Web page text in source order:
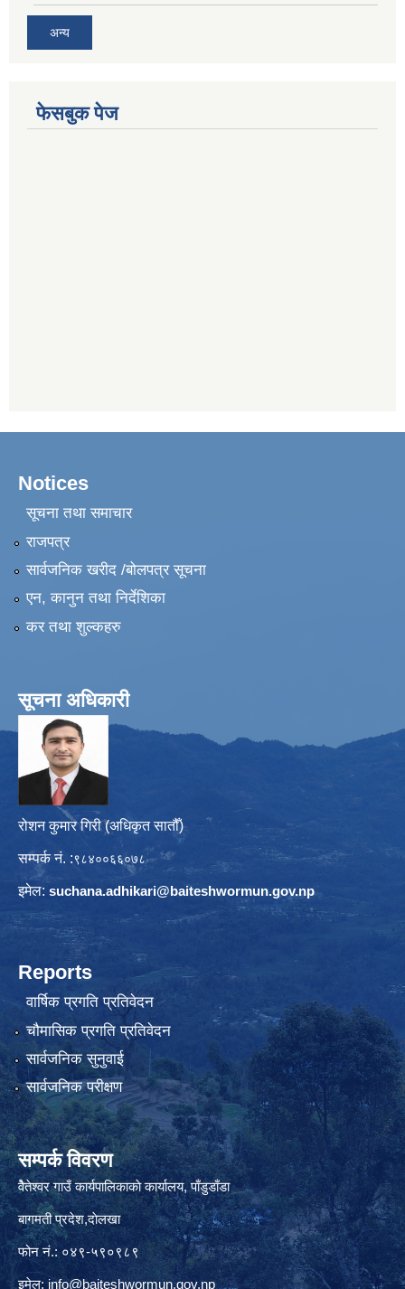
अन्य
फेसबुक पेज
Notices
सूचना तथा समाचार
राजपत्र
सार्वजनिक खरीद /बोलपत्र सूचना
एन, कानुन तथा निर्देशिका
कर तथा शुल्कहरु
सूचना अधिकारी
रोशन कुमार गिरी (अधिकृत सातौँ)
सम्पर्क नं. :९८४००६६०७८
इमेल: suchana.adhikari@baiteshwormun.gov.np
Reports
वार्षिक प्रगति प्रतिवेदन
चौमासिक प्रगति प्रतिवेदन
सार्वजनिक सुनुवाई
सार्वजनिक परीक्षण
सम्पर्क विवरण
वैेतेश्वर गाउँ कार्यपालिकाकाे कार्यालय, पाँडुडाँडा
बागमती‌ प्रदेश,दाेलखा
फोन नं.: ०४९-५९०९८९
इमेल: info@baiteshwormun.gov.np